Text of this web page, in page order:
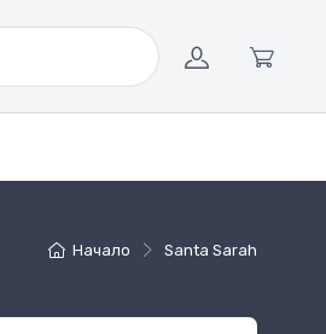
Начало Santa Sarah